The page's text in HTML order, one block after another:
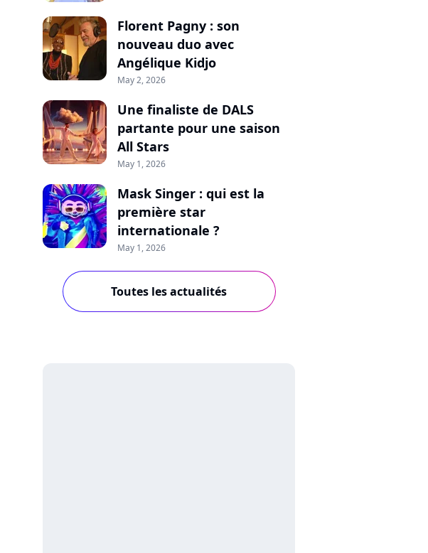
Florent Pagny : son
nouveau duo avec
Angélique Kidjo
May 2, 2026
Une finaliste de DALS
partante pour une saison
All Stars
May 1, 2026
Mask Singer : qui est la
première star
internationale ?
May 1, 2026
Toutes les actualités